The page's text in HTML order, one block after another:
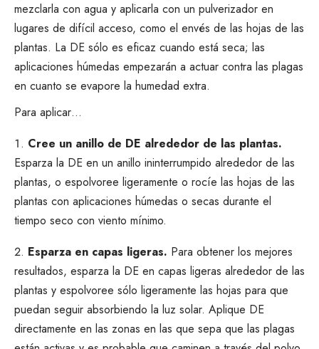
mezclarla con agua y aplicarla con un pulverizador en
lugares de difícil acceso, como el envés de las hojas de las
plantas. La DE sólo es eficaz cuando está seca; las
aplicaciones húmedas empezarán a actuar contra las plagas
en cuanto se evapore la humedad extra.
Para aplicar…
Cree un anillo de DE alrededor de las plantas.
Esparza la DE en un anillo ininterrumpido alrededor de las
plantas, o espolvoree ligeramente o rocíe las hojas de las
plantas con aplicaciones húmedas o secas durante el
tiempo seco con viento mínimo.
Esparza en capas ligeras. Para obtener los mejores
resultados, esparza la DE en capas ligeras alrededor de las
plantas y espolvoree sólo ligeramente las hojas para que
puedan seguir absorbiendo la luz solar. Aplique DE
directamente en las zonas en las que sepa que las plagas